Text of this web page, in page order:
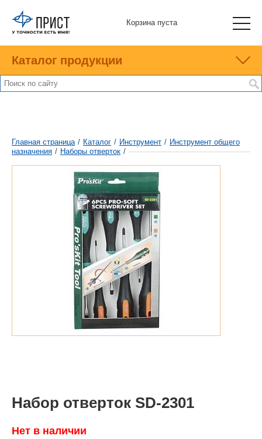
Корзина пуста
Каталог продукции
Главная страница / Каталог / Инструмент / Инструмент общего
назначения / Наборы отверток /
Набор отверток SD-2301
Нет в наличии